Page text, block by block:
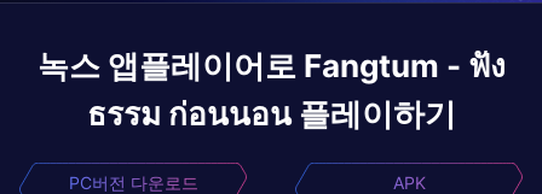
녹스 앱플레이어로 Fangtum - ฟัง
ธรรม ก่อนนอน 플레이하기
PC버전 다운로드 APK